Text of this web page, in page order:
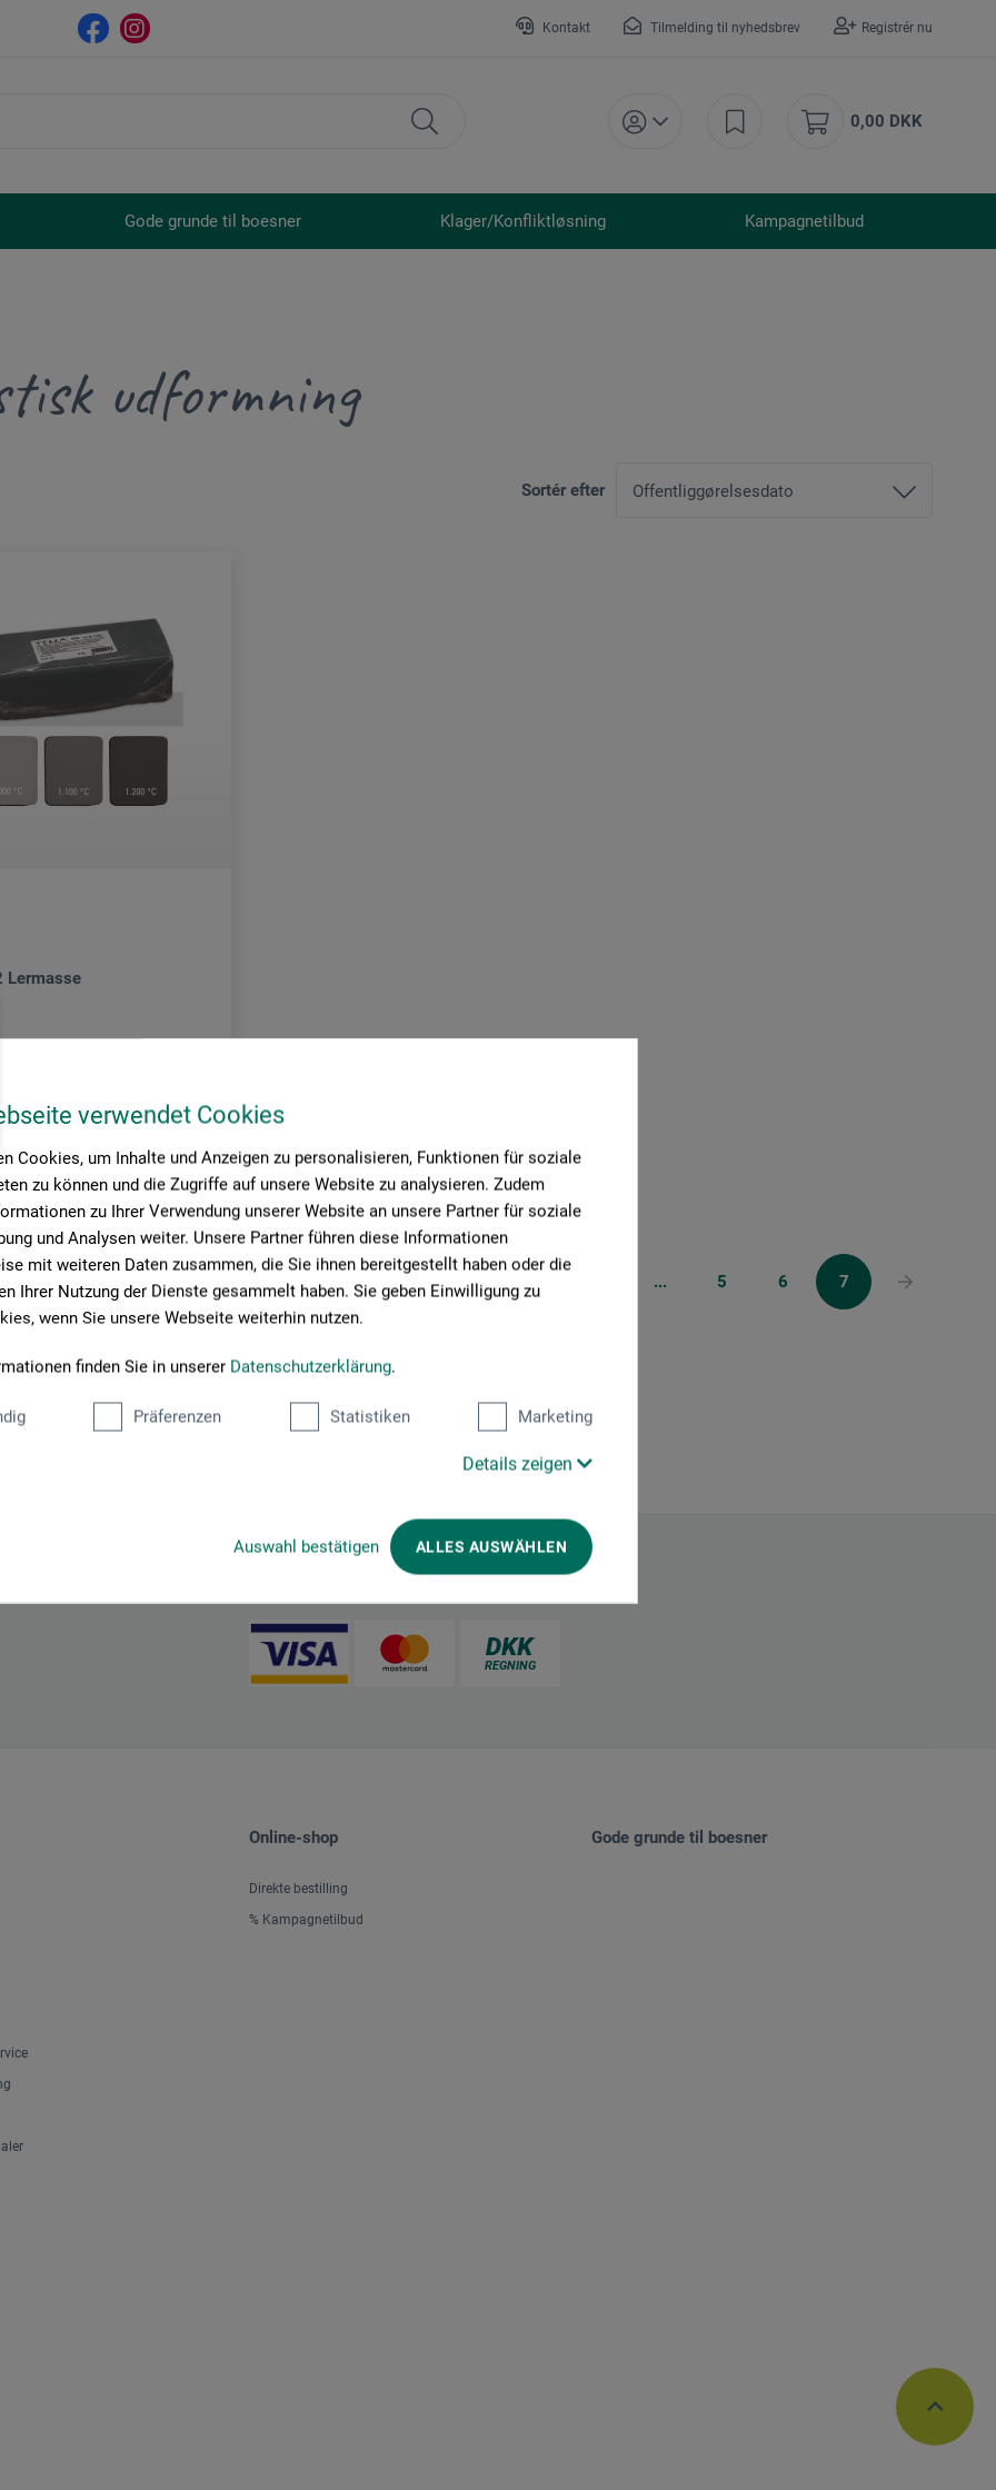
verwendet Cookies
Cookies, um Inhalte und Anzeigen zu personalisieren, Funktionen für soziale
zu können und die Zugriffe auf unsere Website zu analysieren. Zudem
zu Ihrer Verwendung unserer Website an unsere Partner für soziale
und Analysen weiter. Unsere Partner führen diese Informationen
mit weiteren Daten zusammen, die Sie ihnen bereitgestellt haben oder die
Ihrer Nutzung der Dienste gesammelt haben. Sie geben Einwilligung zu
wenn Sie unsere Webseite weiterhin nutzen.
finden Sie in unserer Datenschutzerklärung.
Präferenzen Statistiken Marketing
Details zeigen
Auswahl bestätigen ALLES AUSWÄHLEN
Kontakt Tilmelding til nyhedsbrev Registrér nu
0,00 DKK
Gode grunde til boesner Klager/Konfliktløsning Kampagnetilbud
udformning
Sortér efter
Lermasse
DKK / (netto: 8,40 DKK)
... 5 6 7
Online-shop
Direkte bestilling
% Kampagnetilbud
Gode grunde til boesner